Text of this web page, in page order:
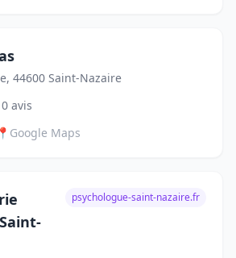
44600 Saint-Nazaire
avis
📍 Google Maps
psychologue-saint-nazaire.fr